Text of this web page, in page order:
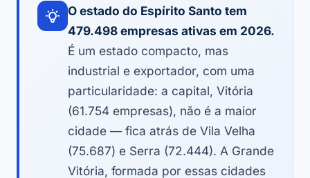
O estado do Espírito Santo tem
479.498 empresas ativas em 2026.
É um estado compacto, mas
industrial e exportador, com uma
particularidade: a capital, Vitória
(61.754 empresas), não é a maior
cidade — fica atrás de Vila Velha
(75.687) e Serra (72.444). A Grande
Vitória, formada por essas cidades